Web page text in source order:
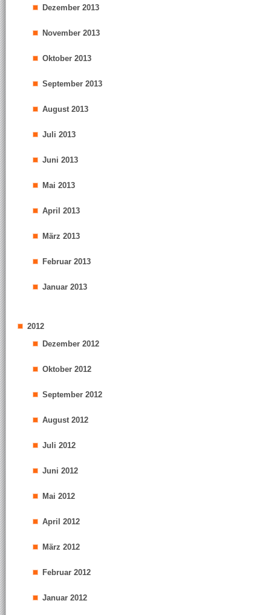
Dezember 2013
November 2013
Oktober 2013
September 2013
August 2013
Juli 2013
Juni 2013
Mai 2013
April 2013
März 2013
Februar 2013
Januar 2013
2012
Dezember 2012
Oktober 2012
September 2012
August 2012
Juli 2012
Juni 2012
Mai 2012
April 2012
März 2012
Februar 2012
Januar 2012